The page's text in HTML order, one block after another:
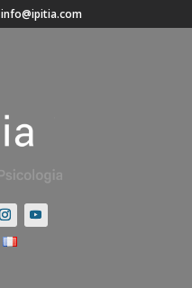
info@ipitia.com